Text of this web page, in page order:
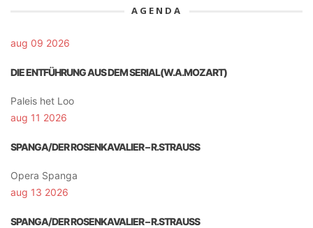
AGENDA
aug 09 2026
DIE ENTFÜHRUNG AUS DEM SERIAL(W.A.MOZART)
Paleis het Loo
aug 11 2026
SPANGA/DER ROSENKAVALIER – R.STRAUSS
Opera Spanga
aug 13 2026
SPANGA/DER ROSENKAVALIER – R.STRAUSS